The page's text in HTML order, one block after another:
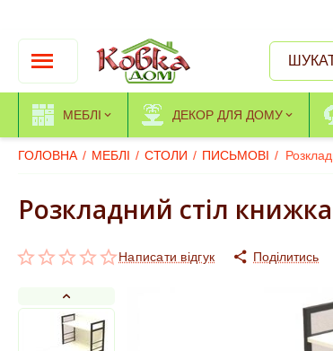
МЕБЛІ ДЕКОР ДЛЯ ДОМУ
ГОЛОВНА / МЕБЛІ / СТОЛИ / ПИСЬМОВІ /
Розкладний стіл
Написати відгук Поділитись